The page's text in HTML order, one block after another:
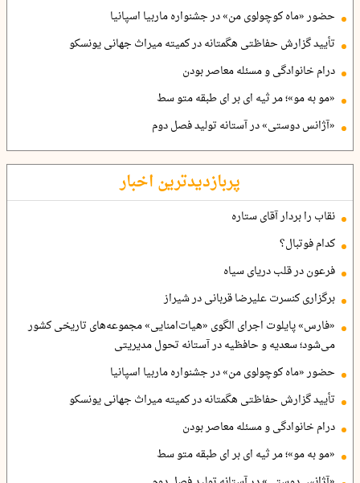
حضور «ماه کوچولوی من» در جشنواره ماربیا اسپانیا
تأیید گزارش حفاظتی هگمتانه در کمیته میراث جهانی یونسکو
درام خانوادگی و مسئله معاصر بودن
«مو به مو»؛ مر ثیه ای بر ای طبقه متو سط
«آژانس دوستی» در آستانه تولید فصل دوم
پربازدیدترین اخبار
نقاب را بردار آقای ستاره
کدام فوتبال؟
فرعون در قلب دریای سیاه
برگزاری کنسرت علیرضا قربانی در شیراز
«فارس» پایلوت اجرای الگوی «هیات‌امنایی» مجموعه‌های تاریخی کشور
می‌شود؛ سعدیه و حافظیه در آستانه تحول مدیریتی
حضور «ماه کوچولوی من» در جشنواره ماربیا اسپانیا
تأیید گزارش حفاظتی هگمتانه در کمیته میراث جهانی یونسکو
درام خانوادگی و مسئله معاصر بودن
«مو به مو»؛ مر ثیه ای بر ای طبقه متو سط